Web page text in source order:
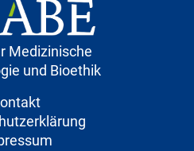
Medizinische
und Bioethik